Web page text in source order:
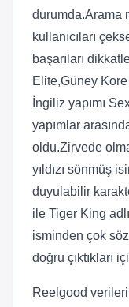
durumda.Arama
kullanıcıları
başarıları
Elite,Güney
İngiliz yapımı
yapımlar
oldu.Zirvede
yıldızı sönmüş
duyulabilir
ile Tiger King
isminden çok
doğru çıktıkları
Reelgood